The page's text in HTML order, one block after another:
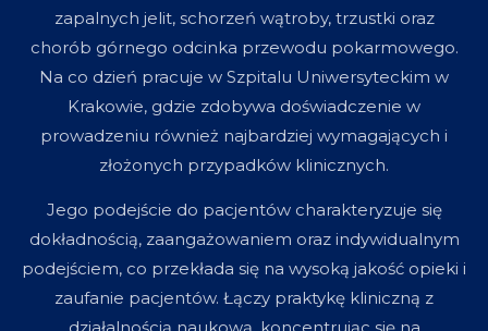
zapalnych jelit, schorzeń wątroby, trzustki oraz
chorób górnego odcinka przewodu pokarmowego.
Na co dzień pracuje w Szpitalu Uniwersyteckim w
Krakowie, gdzie zdobywa doświadczenie w
prowadzeniu również najbardziej wymagających i
złożonych przypadków klinicznych.
Jego podejście do pacjentów charakteryzuje się
dokładnością, zaangażowaniem oraz indywidualnym
podejściem, co przekłada się na wysoką jakość opieki i
zaufanie pacjentów. Łączy praktykę kliniczną z
działalnością naukową, koncentrując się na